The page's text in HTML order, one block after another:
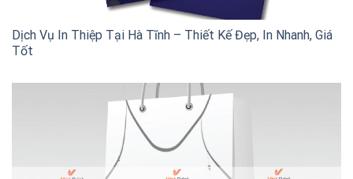
Dịch Vụ In Thiệp Tại Hà Tĩnh – Thiết Kế Đẹp, In Nhanh, Giá
Tốt